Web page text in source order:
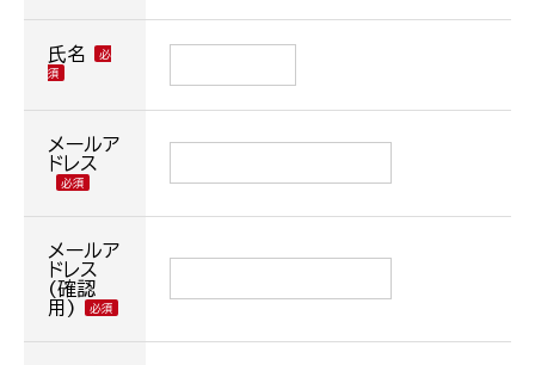
氏名
メールア
ドレス
メールア
ドレス
(確認
用)